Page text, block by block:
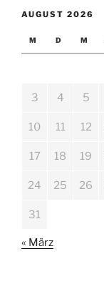
AUGUST 2026
M D M
3 4 5
10 11 12
17 18 19
24 25 26
31
« März